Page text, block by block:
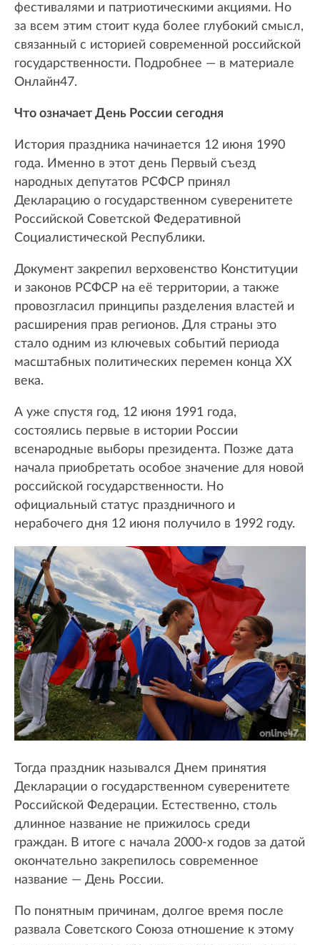
фестивалями и патриотическими акциями. Но
за всем этим стоит куда более глубокий смысл,
связанный с историей современной российской
государственности. Подробнее — в материале
Онлайн47.
Что означает День России сегодня
История праздника начинается 12 июня 1990
года. Именно в этот день Первый съезд
народных депутатов РСФСР принял
Декларацию о государственном суверенитете
Российской Советской Федеративной
Социалистической Республики.
Документ закрепил верховенство Конституции
и законов РСФСР на её территории, а также
провозгласил принципы разделения властей и
расширения прав регионов. Для страны это
стало одним из ключевых событий периода
масштабных политических перемен конца XX
века.
А уже спустя год, 12 июня 1991 года,
состоялись первые в истории России
всенародные выборы президента. Позже дата
начала приобретать особое значение для новой
российской государственности. Но
официальный статус праздничного и
нерабочего дня 12 июня получило в 1992 году.
Тогда праздник назывался Днем принятия
Декларации о государственном суверенитете
Российской Федерации. Естественно, столь
длинное название не прижилось среди
граждан. В итоге с начала 2000-х годов за датой
окончательно закрепилось современное
название — День России.
По понятным причинам, долгое время после
развала Советского Союза отношение к этому